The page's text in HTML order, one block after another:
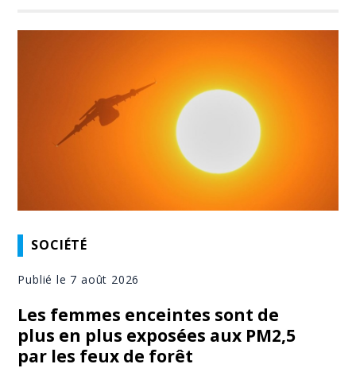
SOCIÉTÉ
Publié le 7 août 2026
Les femmes enceintes sont de
plus en plus exposées aux PM2,5
par les feux de forêt